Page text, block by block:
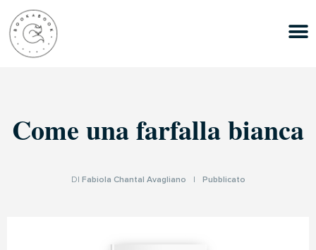
Come una farfalla bianca
DI Fabiola Chantal Avagliano Pubblicato